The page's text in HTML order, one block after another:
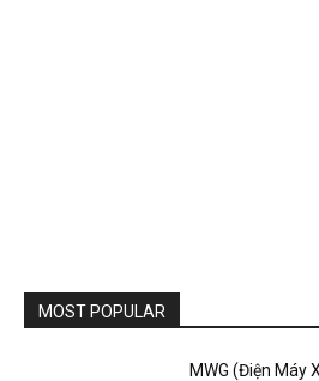
MOST POPULAR
MWG (Điện Máy